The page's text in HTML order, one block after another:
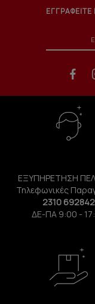
ΕΓΓΡΑΦΕΙΤΕ
ΕΞΥΠΗΡΕΤΗΣΗ
Τηλεφωνικές
2310 692842
ΔΕ-ΠΑ 9:00 -